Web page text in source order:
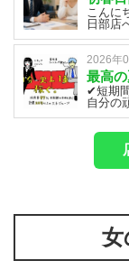
さいね
ります
てしま
ん(;∀;)
困った
込まず
しょう
く老舗
に支え
たお店
も安心
体制が
に関
きる
張す
って
業祭は
お伝え
ります
に「来
い」
顔と元
フ全
しょう
こんに
日部店
さんは
やすか
女の子
たので
丁寧な
と思い
すが、
コミ
囲気
ゆく
ション
2026年
最高の
✔短期
自分の
う感じ
です
ω･)・
なお
るか
経験ス
で、サ
ていま
相談
れる
女